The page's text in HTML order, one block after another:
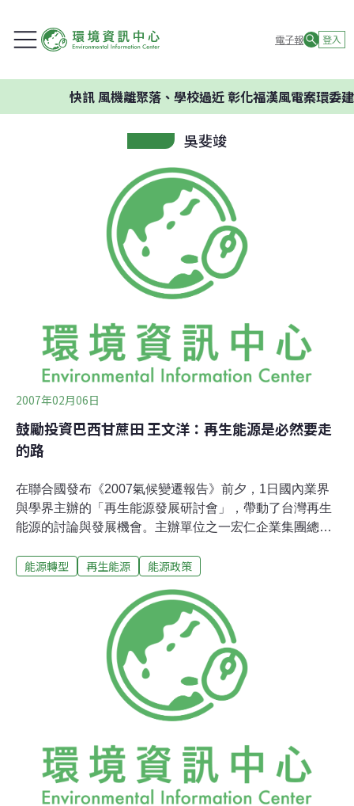
電子報 登入
快訊風機離聚落、學校過近 彰化福漢風電案環委建議
吳斐竣
2007年02月06日
鼓勵投資巴西甘蔗田 王文洋：再生能源是必然要走
的路
在聯合國發布《2007氣候變遷報告》前夕，1日國內業界
與學界主辦的「再生能源發展研討會」，帶動了台灣再生
能源的討論與發展機會。主辦單位之一宏仁企業集團總裁
乘，向媒體展示其對國內能源議題和全球暖化問題的高度
源與國內的石油公司不一定是兩相衝突，台灣政府應透過
政策鼓勵再生能源投資與發展，在全球暖化日益嚴重的今
天，讓世界注意到我們。他強調，這是必然要走的路。此
次研討會，主辦單位邀請到巴西的國會議員鮑伊利諾
（Luis Piauhylino de Mello Monteiro）講述該國發展再生
能源的經驗。鮑伊利諾對巴西酒精汽油政策的成功，相當
自豪。他說，目前該國有334座製糖提煉廠，年產160億公
煉廠在興建中。酒精汽油的使用，不僅使得巴西的石油生
能源轉型 再生能源 能源政策